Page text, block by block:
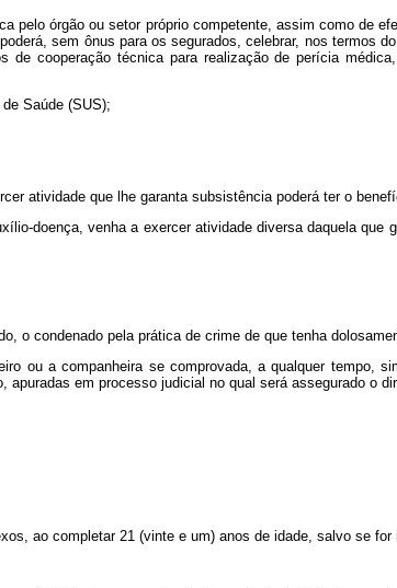
pelo órgão ou setor próprio competente, assim como de
sem ônus para os segurados, celebrar, nos termos
de cooperação técnica para realização de perícia
Saúde (SUS);
atividade que lhe garanta subsistência poderá ter o
doença, venha a exercer atividade diversa daquela
o condenado pela prática de crime de que tenha
ou a companheira se comprovada, a qualquer tempo,
em processo judicial no qual será assegurado o
ao completar 21 (vinte e um) anos de idade, salvo se